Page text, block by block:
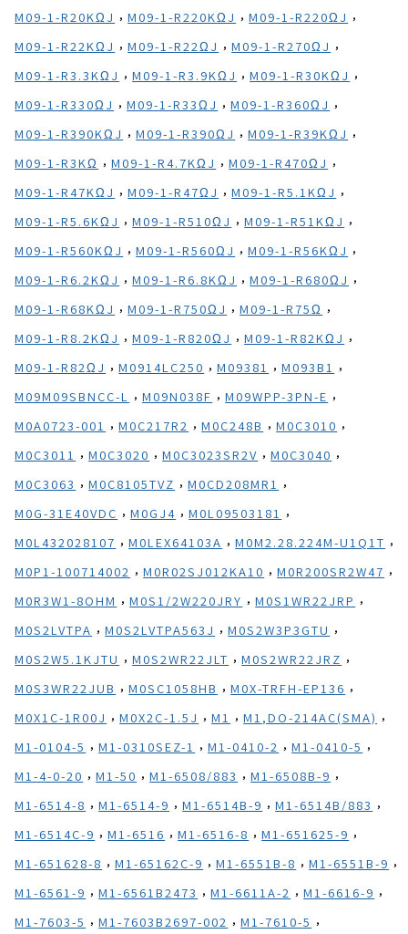
M09-1-R20KΩJ , M09-1-R220KΩJ , M09-1-R220ΩJ ,
M09-1-R22KΩJ , M09-1-R22ΩJ , M09-1-R270ΩJ ,
M09-1-R3.3KΩJ , M09-1-R3.9KΩJ , M09-1-R30KΩJ ,
M09-1-R330ΩJ , M09-1-R33ΩJ , M09-1-R360ΩJ ,
M09-1-R390KΩJ , M09-1-R390ΩJ , M09-1-R39KΩJ ,
M09-1-R3KΩ , M09-1-R4.7KΩJ , M09-1-R470ΩJ ,
M09-1-R47KΩJ , M09-1-R47ΩJ , M09-1-R5.1KΩJ ,
M09-1-R5.6KΩJ , M09-1-R510ΩJ , M09-1-R51KΩJ ,
M09-1-R560KΩJ , M09-1-R560ΩJ , M09-1-R56KΩJ ,
M09-1-R6.2KΩJ , M09-1-R6.8KΩJ , M09-1-R680ΩJ ,
M09-1-R68KΩJ , M09-1-R750ΩJ , M09-1-R75Ω ,
M09-1-R8.2KΩJ , M09-1-R820ΩJ , M09-1-R82KΩJ ,
M09-1-R82ΩJ , M0914LC250 , M09381 , M093B1 ,
M09M09SBNCC-L , M09N038F , M09WPP-3PN-E ,
M0A0723-001 , M0C217R2 , M0C248B , M0C3010 ,
M0C3011 , M0C3020 , M0C3023SR2V , M0C3040 ,
M0C3063 , M0C8105TVZ , M0CD208MR1 ,
M0G-31E40VDC , M0GJ4 , M0L09503181 ,
M0L432028107 , M0LEX64103A , M0M2.28.224M-U1Q1T ,
M0P1-100714002 , M0R02SJ012KA10 , M0R200SR2W47 ,
M0R3W1-8OHM , M0S1/2W220JRY , M0S1WR22JRP ,
M0S2LVTPA , M0S2LVTPA563J , M0S2W3P3GTU ,
M0S2W5.1KJTU , M0S2WR22JLT , M0S2WR22JRZ ,
M0S3WR22JUB , M0SC1058HB , M0X-TRFH-EP136 ,
M0X1C-1R00J , M0X2C-1.5J , M1 , M1,DO-214AC(SMA) ,
M1-0104-5 , M1-0310SEZ-1 , M1-0410-2 , M1-0410-5 ,
M1-4-0-20 , M1-50 , M1-6508/883 , M1-6508B-9 ,
M1-6514-8 , M1-6514-9 , M1-6514B-9 , M1-6514B/883 ,
M1-6514C-9 , M1-6516 , M1-6516-8 , M1-651625-9 ,
M1-651628-8 , M1-65162C-9 , M1-6551B-8 , M1-6551B-9 ,
M1-6561-9 , M1-6561B2473 , M1-6611A-2 , M1-6616-9 ,
M1-7603-5 , M1-7603B2697-002 , M1-7610-5 ,